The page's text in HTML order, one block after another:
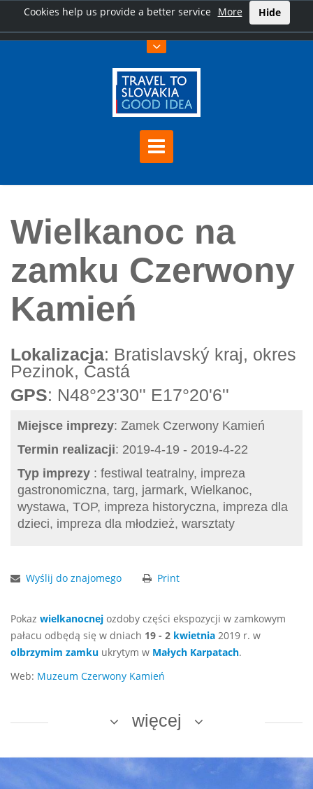
Cookies help us provide a better service More Hide
Wielkanoc na zamku Czerwony Kamień
Wielkanoc na
zamku Czerwony
Kamień
Lokalizacja: Bratislavský kraj, okres
Pezinok, Častá
GPS: N48°23'30'' E17°20'6''
Miejsce imprezy: Zamek Czerwony Kamień
Termin realizacji: 2019-4-19 - 2019-4-22
Typ imprezy : festiwal teatralny, impreza
gastronomiczna, targ, jarmark, Wielkanoc,
wystawa, TOP, impreza historyczna, impreza dla
dzieci, impreza dla młodzież, warsztaty
Wyślij do znajomego Print
Pokaz wielkanocnej ozdoby części ekspozycji w zamkowym
pałacu odbędą się w dniach 19 - 2 kwietnia 2019 r. w
olbrzymim zamku ukrytym w Małych Karpatach.
Web: Muzeum Czerwony Kamień
więcej